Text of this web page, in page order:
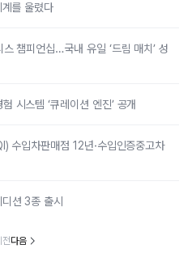
를 울렸다
챔피언십…국내 유일 ‘드림 매치’ 성
시스템 ‘큐레이션 엔진’ 공개
수입차판매점 12년·수입인증중고차
션 3종 출시
전다음